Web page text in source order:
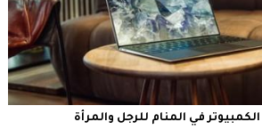
في المنام للرجل والمرأة